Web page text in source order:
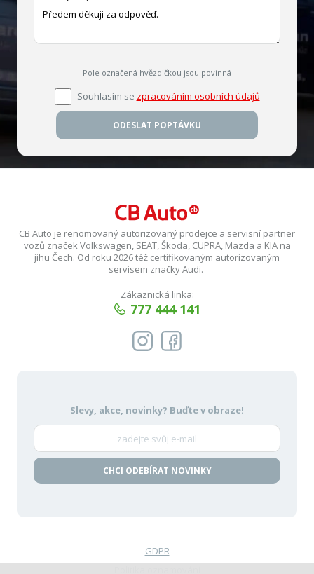
Pole označená hvězdičkou jsou povinná
Souhlasím se zpracováním osobních údajů
ODESLAT POPTÁVKU
CB Auto je renomovaný autorizovaný prodejce a servisní partner
vozů značek Volkswagen, SEAT, Škoda, CUPRA, Mazda a KIA na
jihu Čech. Od roku 2026 též certifikovaným autorizovaným
servisem značky Audi.
Zákaznická linka:
777 444 141
Slevy, akce, novinky? Buďte v obraze!
CHCI ODEBÍRAT NOVINKY
GDPR